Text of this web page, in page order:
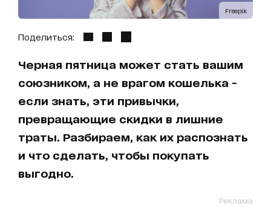
Freepik
Поделиться:
Черная пятница может стать вашим
союзником, а не врагом кошелька -
если знать, эти привычки,
превращающие скидки в лишние
траты. Разбираем, как их распознать
и что сделать, чтобы покупать
выгодно.
Реклама